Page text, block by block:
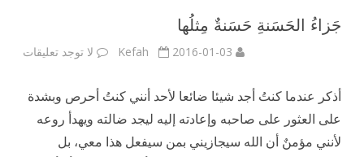
جَزاءُ الحَسَنةِ حَسَنةٌ مِثلُها
Kefah 2016-01-03 لا توجد تعليقات
أذكر عندما كنتُ أجد شيئا ضائعا لأحد أنني كنتُ أحرص وبشدة
على العثور على صاحبه وإعادته إليه ليجد ضالته ويهدأ روعه
لأنني مؤمنٌ أن الله سيجازيني بمن سيفعل هذا معي، بل